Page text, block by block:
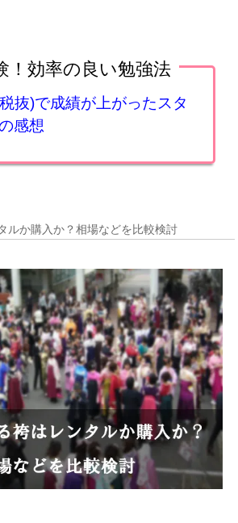
！効率の良い勉強法
抜)で成績が上がったスタ
感想
ルか購入か？相場などを比較検討